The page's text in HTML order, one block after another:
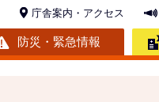
庁舎案内・アクセス
防災・緊急情報